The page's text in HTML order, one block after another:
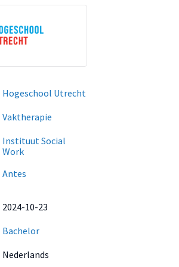
Hogeschool Utrecht
Vaktherapie
Instituut Social
Work
Antes
2024-10-23
Bachelor
Nederlands